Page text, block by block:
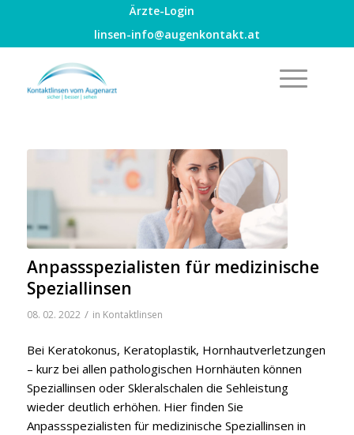
Ärzte-Login
linsen-info@augenkontakt.at
Anpassspezialisten für medizinische
Speziallinsen
08. 02. 2022 / in Kontaktlinsen
Bei Keratokonus, Keratoplastik, Hornhautverletzungen
– kurz bei allen pathologischen Hornhäuten können
Speziallinsen oder Skleralschalen die Sehleistung
wieder deutlich erhöhen. Hier finden Sie
Anpassspezialisten für medizinische Speziallinsen in